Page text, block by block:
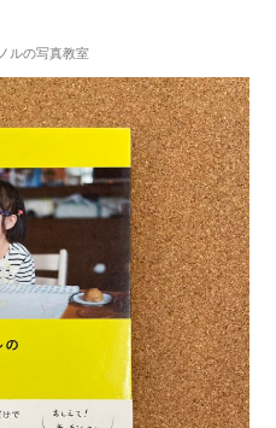
ルの写真教室